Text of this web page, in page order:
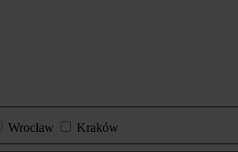
Wrocław
Kraków